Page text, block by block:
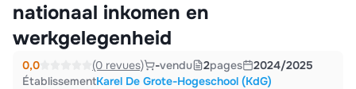
nationaal inkomen en
werkgelegenheid
0,0 (0 revues) -vendu 2pages
2024/2025
ÉtablissementKarel De Grote-Hogeschool (KdG)